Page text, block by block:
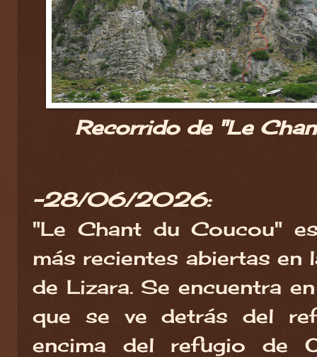
Recorrido de "Le
-28/06/2026:
"Le Chant du Coucou"
más recientes abiertas en
de Lizara. Se encuentra
que se ve detrás del
encima del refugio de